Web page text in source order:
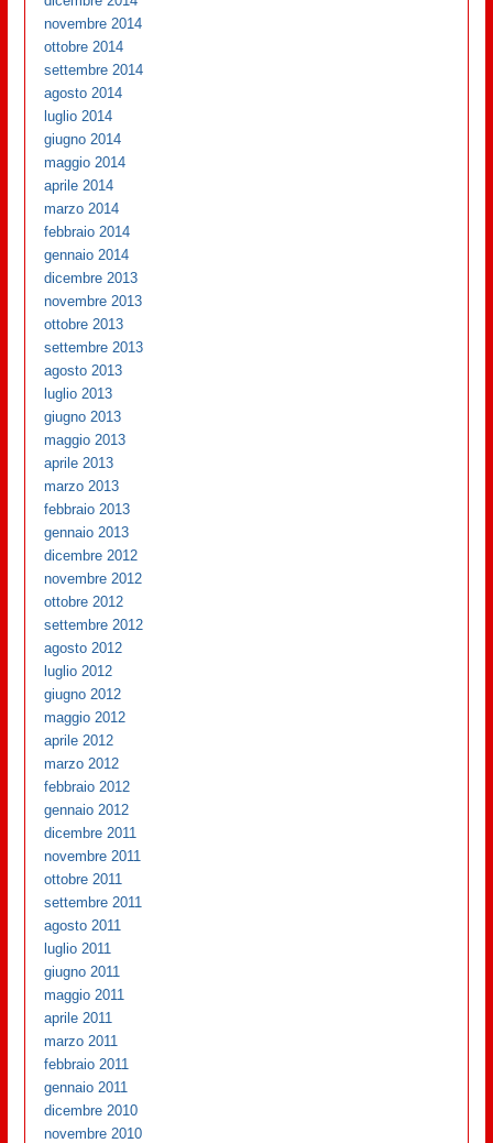
novembre 2014
ottobre 2014
settembre 2014
agosto 2014
luglio 2014
giugno 2014
maggio 2014
aprile 2014
marzo 2014
febbraio 2014
gennaio 2014
dicembre 2013
novembre 2013
ottobre 2013
settembre 2013
agosto 2013
luglio 2013
giugno 2013
maggio 2013
aprile 2013
marzo 2013
febbraio 2013
gennaio 2013
dicembre 2012
novembre 2012
ottobre 2012
settembre 2012
agosto 2012
luglio 2012
giugno 2012
maggio 2012
aprile 2012
marzo 2012
febbraio 2012
gennaio 2012
dicembre 2011
novembre 2011
ottobre 2011
settembre 2011
agosto 2011
luglio 2011
giugno 2011
maggio 2011
aprile 2011
marzo 2011
febbraio 2011
gennaio 2011
dicembre 2010
novembre 2010